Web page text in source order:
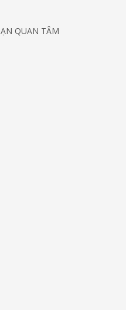
QUAN TÂM